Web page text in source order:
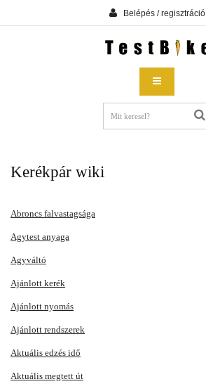
Belépés / regisztráció
Kerékpár wiki
Abroncs falvastagsága
Agytest anyaga
Agyváltó
Ajánlott kerék
Ajánlott nyomás
Ajánlott rendszerek
Aktuális edzés idő
Aktuális megtett út